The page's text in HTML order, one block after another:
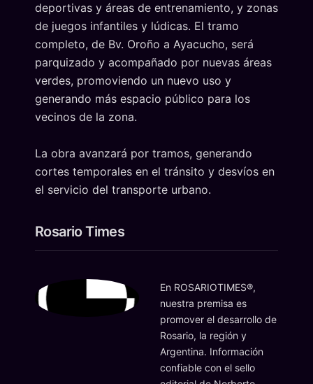
deportivas y áreas de entrenamiento, y zonas
de juegos infantiles y lúdicas. El tramo
completo, de Bv. Oroño a Ayacucho, será
parquizado y acompañado por nuevas áreas
verdes, promoviendo un nuevo uso y
generando más espacio público para los
vecinos de la zona.
La obra avanzará por tramos, generando
cortes temporales en el tránsito y desvíos en
el servicio del transporte urbano.
Rosario Times
En ROSARIOTIMES®,
nuestra premisa es
promover el desarrollo de
Rosario, la región y
Argentina. Información
confiable con el sello